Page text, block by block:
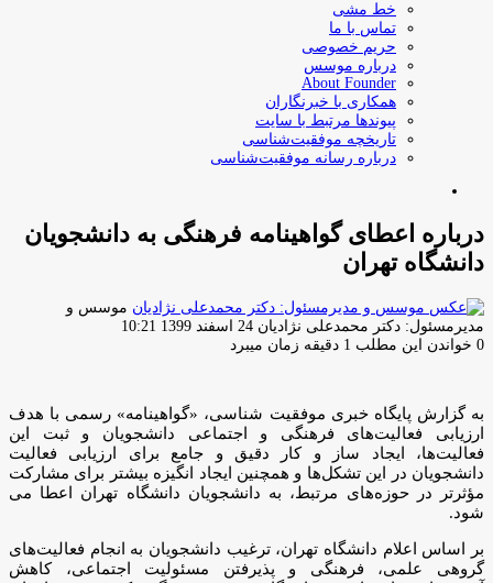
خط مشی
تماس با ما
حریم خصوصی
درباره موسس
About Founder
همکاری با خبرنگاران
پیوندها مرتبط با سایت
تاریخچه موفقیت‌شناسی
درباره رسانه موفقیت‌شناسی
درباره اعطای گواهینامه فرهنگی به دانشجویان
دانشگاه تهران
موسس و
مدیرمسئول: دکتر محمدعلی نژادیان ارسال
ایمیل
24 اسفند 1399 10:21
0 خواندن این مطلب 1 دقیقه زمان میبرد
به گزارش پایگاه خبری موفقیت شناسی، «گواهینامه» رسمی با هدف
ارزیابی فعالیت‌های فرهنگی و اجتماعی دانشجویان و ثبت این
فعالیت‌ها، ایجاد ساز و کار دقیق و جامع برای ارزیابی فعالیت
دانشجویان در این تشکل‌ها و همچنین ایجاد انگیزه بیشتر برای مشارکت
مؤثرتر در حوزه‌های مرتبط، به دانشجویان دانشگاه تهران اعطا می
شود.
بر اساس اعلام دانشگاه تهران، ترغیب دانشجویان به انجام فعالیت‌های
گروهی علمی، فرهنگی و پذیرفتن مسئولیت اجتماعی، کاهش